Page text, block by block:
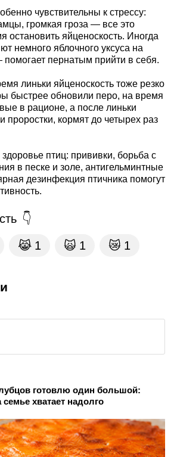
чувствительны к стрессу:
громкая гроза — все это
остановить яйценоскость. Иногда
немного яблочного уксуса на
помогает пернатым прийти в себя.
линьки яйценоскость тоже резко
быстрее обновили перо, на время
в рационе, а после линьки
проростки, кормят до четырех раз
птиц: прививки, борьба с
в песке и золe, антигельминтные
дезинфекция птичника помогут
😹 1 🙀 1 😿 1
готовлю один большой:
хватает надолго